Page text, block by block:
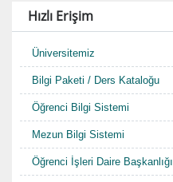
Hızlı Erişim
Üniversitemiz
Bilgi Paketi / Ders Kataloğu
Öğrenci Bilgi Sistemi
Mezun Bilgi Sistemi
Öğrenci İşleri Daire Başkanlığı